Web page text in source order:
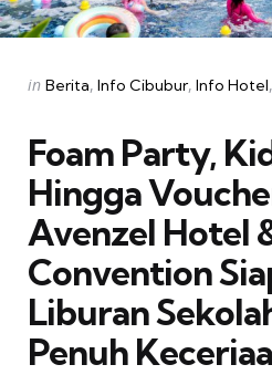
Categories
Posted
in Berita Info Cibubur Info Hotel
Foam Party,
Hingga
Avenzel Hotel
Convention
Liburan
Penuh